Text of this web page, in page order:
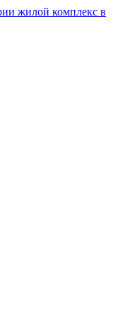
жилой комплекс в